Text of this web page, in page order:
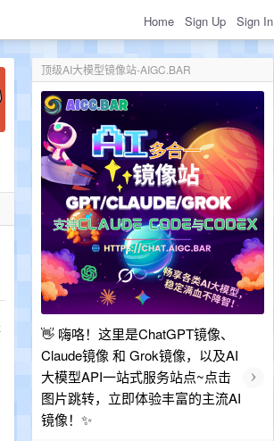
Home Sign Up Sign In
顶级AI大模型镜像站-AIGC.BAR
👋 嗨咯！这里是ChatGPT镜像、
Claude镜像 和 Grok镜像，以及AI
大模型API一站式服务站点~点击
图片跳转，立即体验丰富的主流AI
镜像！✨
›